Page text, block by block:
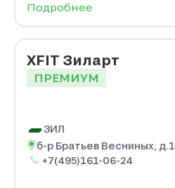
Подробнее
XFIT Зиларт
ПРЕМИУМ
ЗИЛ
б-р Братьев Весниных, д.1
+7(495)161-06-24